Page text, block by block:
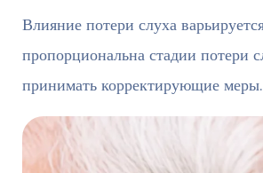
Влияние потери слуха
пропорциональна стадии потери
принимать корректирующие меры.